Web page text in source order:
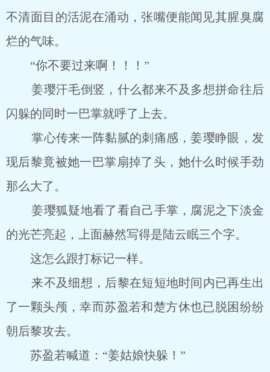
不清面目的活泥在涌动，张嘴便能闻见其腥臭腐
烂的气味。
“你不要过来啊！！！”
姜璎汗毛倒竖，什么都来不及多想拼命往后
闪躲的同时一巴掌就呼了上去。
掌心传来一阵黏腻的刺痛感，姜璎睁眼，发
现后黎竟被她一巴掌扇掉了头，她什么时候手劲
那么大了。
姜璎狐疑地看了看自己手掌，腐泥之下淡金
的光芒亮起，上面赫然写得是陆云眠三个字。
这怎么跟打标记一样。
来不及细想，后黎在短短地时间内已再生出
了一颗头颅，幸而苏盈若和楚方休也已脱困纷纷
朝后黎攻去。
苏盈若喊道：“姜姑娘快躲！”